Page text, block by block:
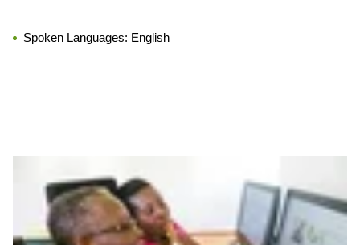
Spoken Languages: English